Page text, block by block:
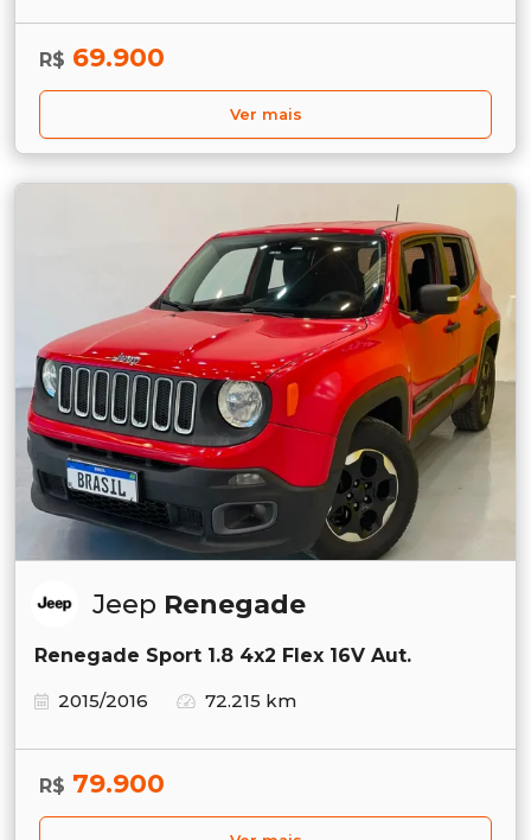
R$ 69.900
Ver mais
Jeep Renegade
Renegade Sport 1.8 4x2 Flex 16V Aut.
2015/2016
72.215 km
R$ 79.900